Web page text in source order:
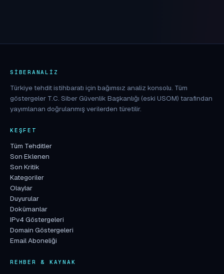
SIBERANALIZ
Türkiye tehdit istihbaratı için bağımsız analiz konsolu. Tüm
göstergeler T.C. Siber Güvenlik Başkanlığı (eski USOM) tarafından
yayımlanan doğrulanmış verilerden türetilir.
KEŞFET
Tüm Tehditler
Son Eklenen
Son Kritik
Kategoriler
Olaylar
Duyurular
Dokümanlar
IPv4 Göstergeleri
Domain Göstergeleri
Email Aboneliği
REHBER & KAYNAK